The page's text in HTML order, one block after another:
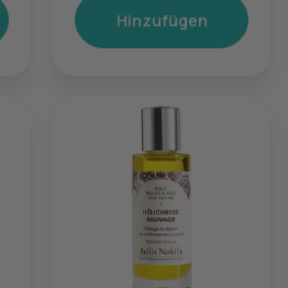
Hinzufügen